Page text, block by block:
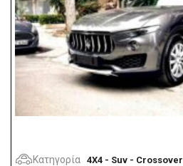
Κατηγορία 4X4 - Suv - Crossover